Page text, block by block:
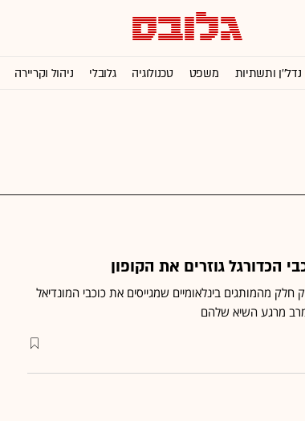
נדל''ן ותשתיות משפט טכנולוגיה גלובלי ניהול וקריירה
הכדורגל גוזרים את הקופון
מהמותגים בינלאומיים שמגייסים את כוכבי המונדיאל
מרגע השיא שלהם